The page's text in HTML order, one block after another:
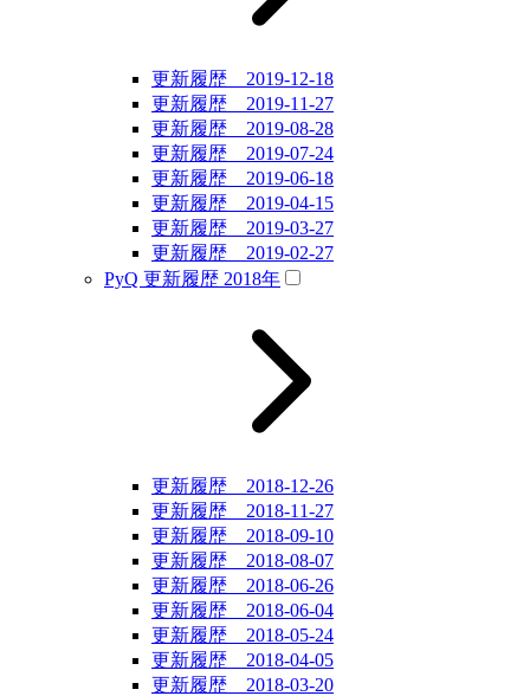
更新履歴 2019-12-18
更新履歴 2019-11-27
更新履歴 2019-08-28
更新履歴 2019-07-24
更新履歴 2019-06-18
更新履歴 2019-04-15
更新履歴 2019-03-27
更新履歴 2019-02-27
PyQ 更新履歴 2018年
更新履歴 2018-12-26
更新履歴 2018-11-27
更新履歴 2018-09-10
更新履歴 2018-08-07
更新履歴 2018-06-26
更新履歴 2018-06-04
更新履歴 2018-05-24
更新履歴 2018-04-05
更新履歴 2018-03-20